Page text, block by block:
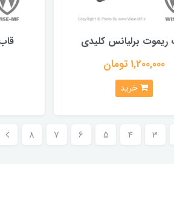
ریموت برلیانس کلیدی
1,200,000 تومان
خرید
3
4
5
6
7
8